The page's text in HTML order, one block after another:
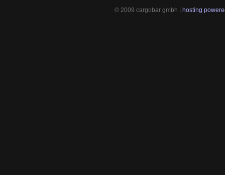
© 2009 cargobar gmbh | hosting